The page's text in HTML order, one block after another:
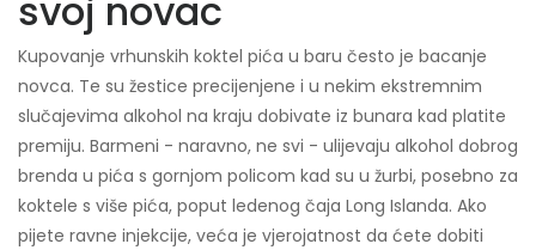
svoj novac
Kupovanje vrhunskih koktel pića u baru često je bacanje
novca. Te su žestice precijenjene i u nekim ekstremnim
slučajevima alkohol na kraju dobivate iz bunara kad platite
premiju. Barmeni - naravno, ne svi - ulijevaju alkohol dobrog
brenda u pića s gornjom policom kad su u žurbi, posebno za
koktele s više pića, poput ledenog čaja Long Islanda. Ako
pijete ravne injekcije, veća je vjerojatnost da ćete dobiti